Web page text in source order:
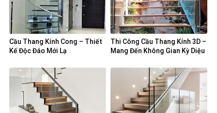
Cầu Thang Kính Cong – Thiết
Kế Độc Đáo Mới Lạ
Thi Công Cầu Thang Kính 3D –
Mang Đến Không Gian Kỳ Diệu